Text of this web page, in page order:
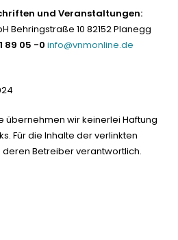
und Veranstaltungen:
Behringstraße 10 82152 Planegg
89 05 -0 info@vnmonline.de
übernehmen wir keinerlei Haftung
Für die Inhalte der verlinkten
Betreiber verantwortlich.